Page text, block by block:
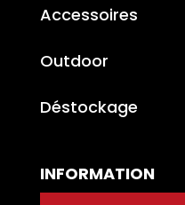
Accessoires
Outdoor
Déstockage
INFORMATION